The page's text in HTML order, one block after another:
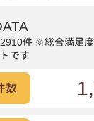
件 ※総合満足
です
数